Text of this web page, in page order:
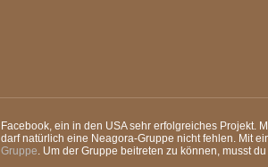
Facebook, ein in den USA sehr erfolgreiches Projekt.
darf natürlich eine Neagora-Gruppe nicht fehlen. Mit
Gruppe. Um der Gruppe beitreten zu können, musst